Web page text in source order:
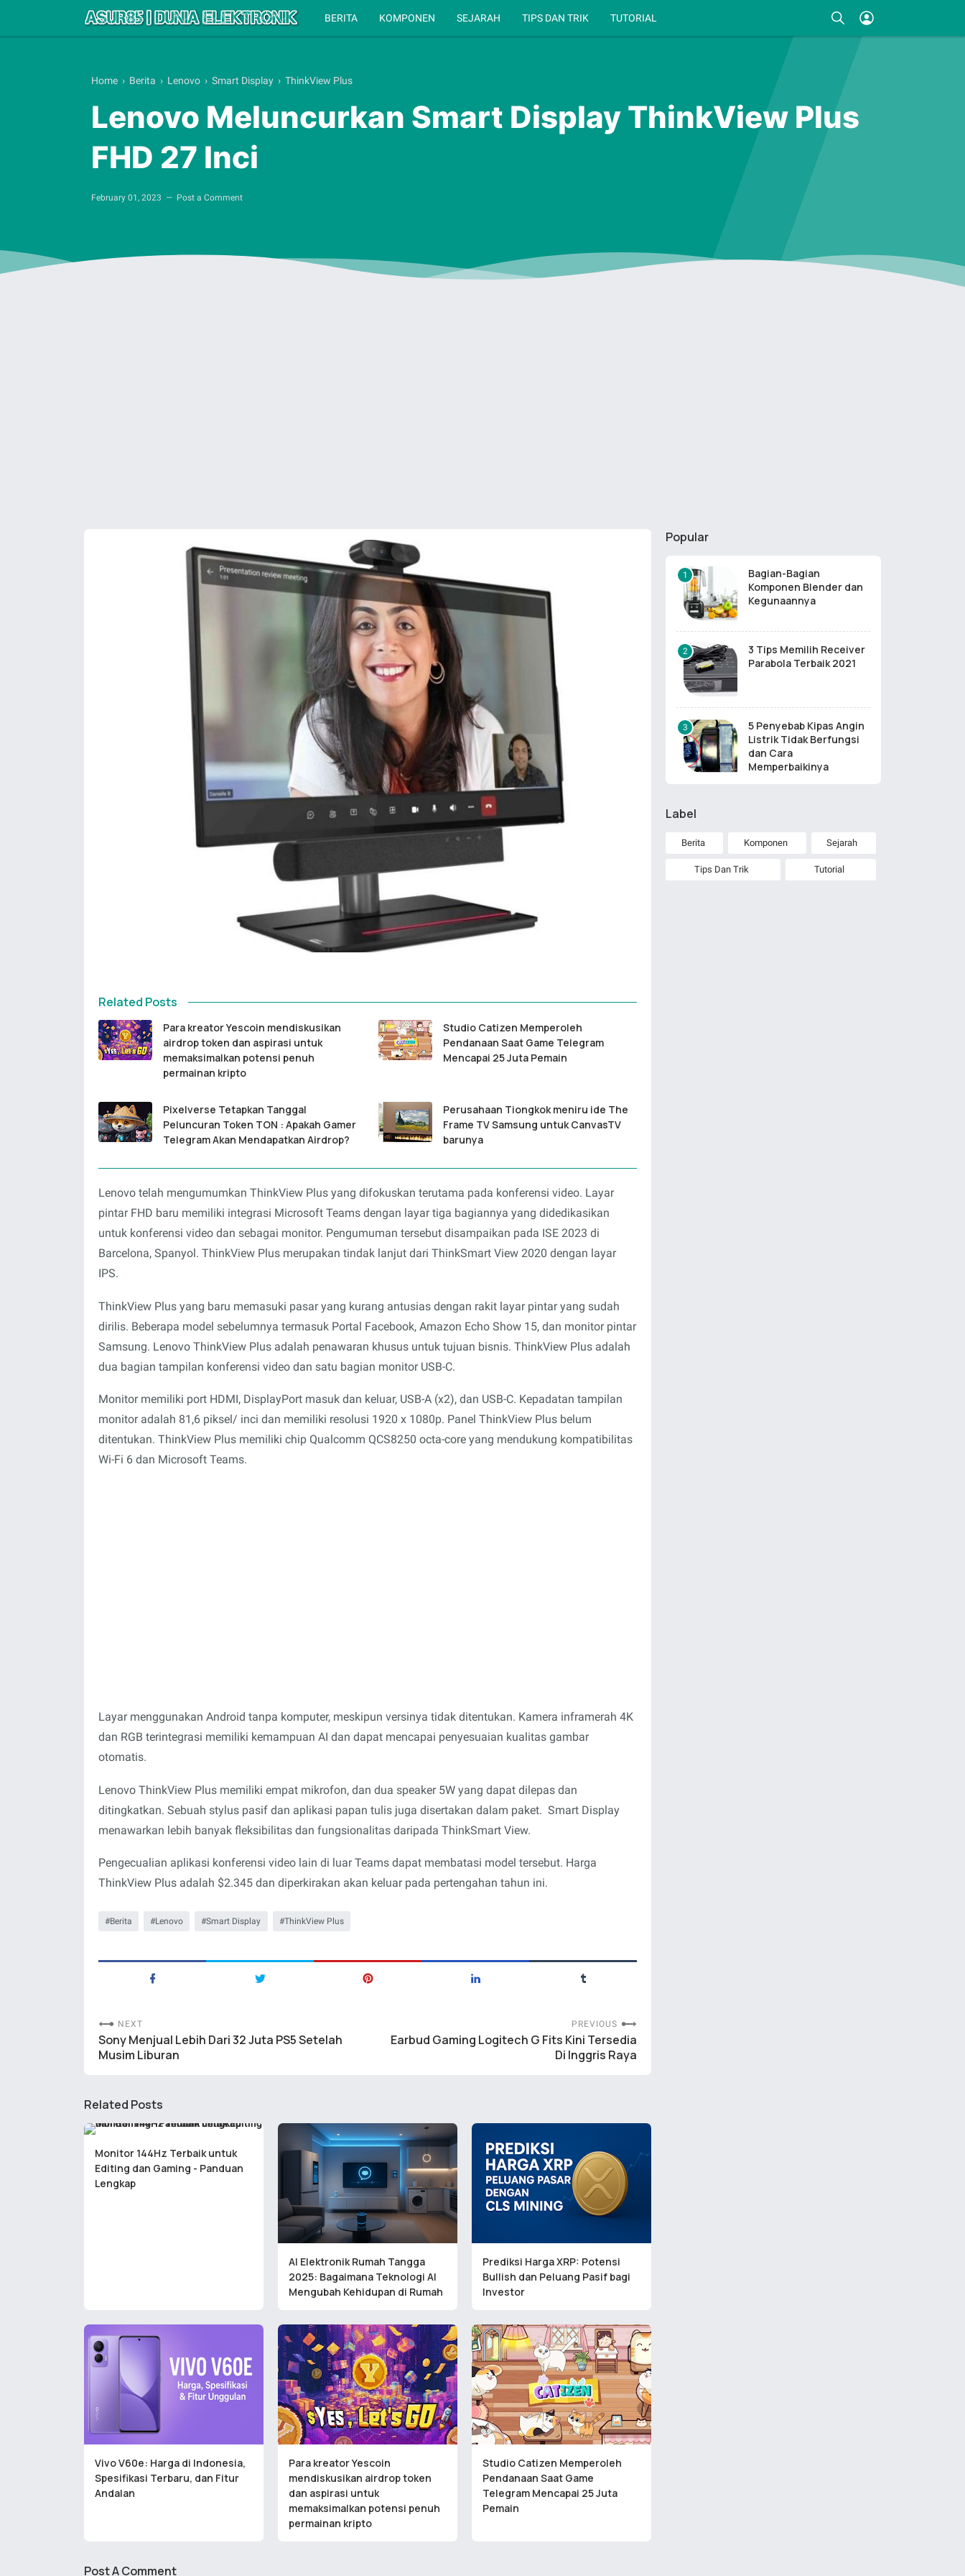
BERITA KOMPONEN SEJARAH TIPS DAN TRIK TUTORIAL
Home › Berita › Lenovo › Smart Display › ThinkView Plus
Lenovo Meluncurkan Smart Display ThinkView Plus
FHD 27 Inci
February 01, 2023 Post a Comment
Related Posts
Para kreator Yescoin mendiskusikan
airdrop token dan aspirasi untuk
memaksimalkan potensi penuh
permainan kripto
Studio Catizen Memperoleh
Pendanaan Saat Game Telegram
Mencapai 25 Juta Pemain
Pixelverse Tetapkan Tanggal
Peluncuran Token TON : Apakah Gamer
Telegram Akan Mendapatkan Airdrop?
Perusahaan Tiongkok meniru ide The
Frame TV Samsung untuk CanvasTV
barunya
Lenovo telah mengumumkan ThinkView Plus yang difokuskan terutama pada konferensi video. Layar
pintar FHD baru memiliki integrasi Microsoft Teams dengan layar tiga bagiannya yang didedikasikan
untuk konferensi video dan sebagai monitor. Pengumuman tersebut disampaikan pada ISE 2023 di
Barcelona, Spanyol. ThinkView Plus merupakan tindak lanjut dari ThinkSmart View 2020 dengan layar
IPS.
ThinkView Plus yang baru memasuki pasar yang kurang antusias dengan rakit layar pintar yang sudah
dirilis. Beberapa model sebelumnya termasuk Portal Facebook, Amazon Echo Show 15, dan monitor pintar
Samsung. Lenovo ThinkView Plus adalah penawaran khusus untuk tujuan bisnis. ThinkView Plus adalah
dua bagian tampilan konferensi video dan satu bagian monitor USB-C.
Monitor memiliki port HDMI, DisplayPort masuk dan keluar, USB-A (x2), dan USB-C. Kepadatan tampilan
monitor adalah 81,6 piksel/ inci dan memiliki resolusi 1920 x 1080p. Panel ThinkView Plus belum
ditentukan. ThinkView Plus memiliki chip Qualcomm QCS8250 octa-core yang mendukung kompatibilitas
Wi-Fi 6 dan Microsoft Teams.
Layar menggunakan Android tanpa komputer, meskipun versinya tidak ditentukan. Kamera inframerah 4K
dan RGB terintegrasi memiliki kemampuan AI dan dapat mencapai penyesuaian kualitas gambar
otomatis.
Lenovo ThinkView Plus memiliki empat mikrofon, dan dua speaker 5W yang dapat dilepas dan
ditingkatkan. Sebuah stylus pasif dan aplikasi papan tulis juga disertakan dalam paket. Smart Display
menawarkan lebih banyak fleksibilitas dan fungsionalitas daripada ThinkSmart View.
Pengecualian aplikasi konferensi video lain di luar Teams dapat membatasi model tersebut. Harga
ThinkView Plus adalah $2.345 dan diperkirakan akan keluar pada pertengahan tahun ini.
Berita Lenovo Smart Display ThinkView Plus
NEXT
Sony Menjual Lebih Dari 32 Juta PS5 Setelah
Musim Liburan
PREVIOUS
Earbud Gaming Logitech G Fits Kini Tersedia
Di Inggris Raya
Related Posts
Monitor 144Hz Terbaik untuk
Editing dan Gaming - Panduan
Lengkap
AI Elektronik Rumah Tangga
2025: Bagaimana Teknologi AI
Mengubah Kehidupan di Rumah
Prediksi Harga XRP: Potensi
Bullish dan Peluang Pasif bagi
Investor
Vivo V60e: Harga di Indonesia,
Spesifikasi Terbaru, dan Fitur
Andalan
Para kreator Yescoin
mendiskusikan airdrop token
dan aspirasi untuk
memaksimalkan potensi penuh
permainan kripto
Studio Catizen Memperoleh
Pendanaan Saat Game
Telegram Mencapai 25 Juta
Pemain
Post A Comment
Popular
Bagian-Bagian
Komponen Blender dan
Kegunaannya
3 Tips Memilih Receiver
Parabola Terbaik 2021
5 Penyebab Kipas Angin
Listrik Tidak Berfungsi
dan Cara
Memperbaikinya
Label
Berita Komponen Sejarah
Tips Dan Trik Tutorial